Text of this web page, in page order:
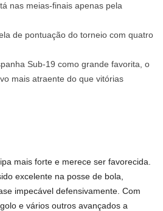
nas meias-finais apenas pela
de pontuação do torneio com quatro
Sub-19 como grande favorita, o
mais atraente do que vitórias
mais forte e merece ser favorecida.
excelente na posse de bola,
impecável defensivamente. Com
e vários outros avançados a